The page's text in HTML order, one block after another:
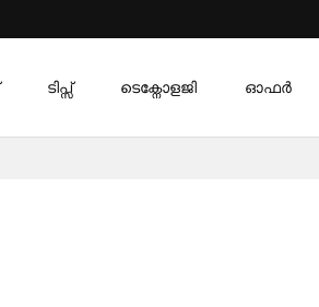
ടിപ്സ് ടെക്നോളജി ഓഫര്‍